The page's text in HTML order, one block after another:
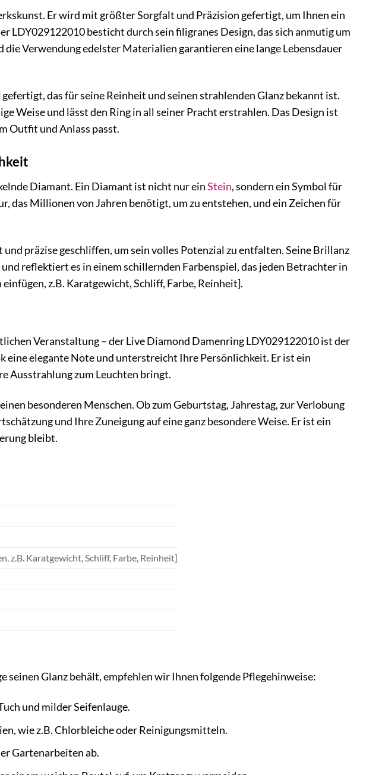
Er wird mit größter Sorgfalt und Präzision gefertigt, um Ihnen ein
LDY029122010 besticht durch sein filigranes Design, das sich anmutig um
Verwendung edelster Materialien garantieren eine lange Lebensdauer
das für seine Reinheit und seinen strahlenden Glanz bekannt ist.
Weise und lässt den Ring in all seiner Pracht erstrahlen. Das Design ist
Outfit und Anlass passt.
Diamant. Ein Diamant ist nicht nur einStein, sondern ein Symbol für
das Millionen von Jahren benötigt, um zu entstehen, und ein Zeichen für
präzise geschliffen, um sein volles Potenzial zu entfalten. Seine Brillanz
reflektiert es in einem schillernden Farbenspiel, das jeden Betrachter in
z.B. Karatgewicht, Schliff, Farbe, Reinheit].
Veranstaltung – der Live Diamond Damenring LDY029122010 ist der
eine elegante Note und unterstreicht Ihre Persönlichkeit. Er ist ein
Ausstrahlung zum Leuchten bringt.
besonderen Menschen. Ob zum Geburtstag, Jahrestag, zur Verlobung
und Ihre Zuneigung auf eine ganz besondere Weise. Er ist ein
bleibt.
z.B. Karatgewicht, Schliff, Farbe, Reinheit]
Glanz behält, empfehlen wir Ihnen folgende Pflegehinweise:
und milder Seifenlauge.
wie z.B. Chlorbleiche oder Reinigungsmitteln.
Gartenarbeiten ab.